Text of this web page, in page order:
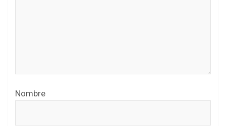
Nombre